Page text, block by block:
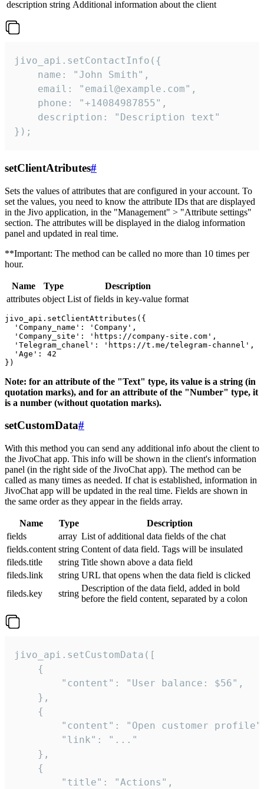
description string Additional information about the client
jivo_api.setContactInfo({
    name: "John Smith",
    email: "email@example.com",
    phone: "+14084987855",
    description: "Description text"
});
setClientAtributes#
Sets the values ​​of attributes that are configured in your account. To
set the values, you need to know the attribute IDs that are displayed
in the Jivo application, in the "Management" > "Attribute settings"
section. The attributes will be displayed in the dialog information
panel and updated in real time.
**Important: The method can be called no more than 10 times per
hour.
Name Type
Description
attributes object List of fields in key-value format
jivo_api.setClientAttributes({
  'Company_name': 'Company',
  'Company_site': 'https://company-site.com',
  'Telegram_chanel': 'https://t.me/telegram-channel',
  'Age': 42
Note: for an attribute of the "Text" type, its value is a string (in
quotation marks), and for an attribute of the "Number" type, it
is a number (without quotation marks).
setCustomData#
With this method you can send any additional info about the client to
the JivoChat app. This info will be shown in the client's information
panel (in the right side of the JivoChat app). The method can be
called as many times as needed. If chat is established, information in
JivoChat app will be updated in the real time. Fields are shown in
the same order as they appear in the fields array.
Name Type
Description
fields
array List of additional data fields of the chat
fields.content string Content of data field. Tags will be insulated
fileds.title
string Title shown above a data field
fileds.link
string URL that opens when the data field is clicked
fileds.key
string
Description of the data field, added in bold
before the field content, separated by a colon
jivo_api.setCustomData([
    {
        "content": "User balance: $56",
    },
    {
"content": "Open customer
        "link": "..."
    },
    {
        "title": "Actions",